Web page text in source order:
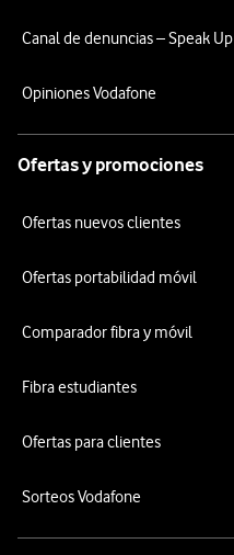
Canal de denuncias – Speak Up
Opiniones Vodafone
Ofertas y promociones
Ofertas nuevos clientes
Ofertas portabilidad móvil
Comparador fibra y móvil
Fibra estudiantes
Ofertas para clientes
Sorteos Vodafone